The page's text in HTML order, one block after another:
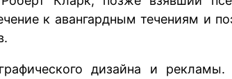
к авангардным течениям и
дизайна и рекламы.